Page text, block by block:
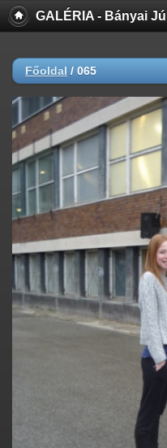
GALÉRIA - Bányai
Főoldal / 065